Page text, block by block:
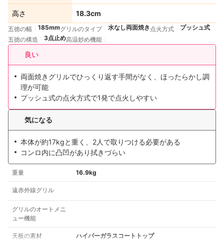
高さ 18.3cm
五徳の幅 185mmグリルのタイプ 水なし両面焼き 点火方式
プッシュ式
五徳の構造
3点止め高温炒め機能
良い
両面焼きグリルでひっくり返す手間がなく、ほったらかし調
理が可能
プッシュ式の点火方式で1発で点火しやすい
気になる
本体が約17kgと重く、2人で取りつける必要がある
コンロ内に凸凹があり拭きづらい
重量 16.9kg
遠赤外線グリル
グリルのオートメニ
ュー機能
天板の素材 ハイパーガラスコートトップ